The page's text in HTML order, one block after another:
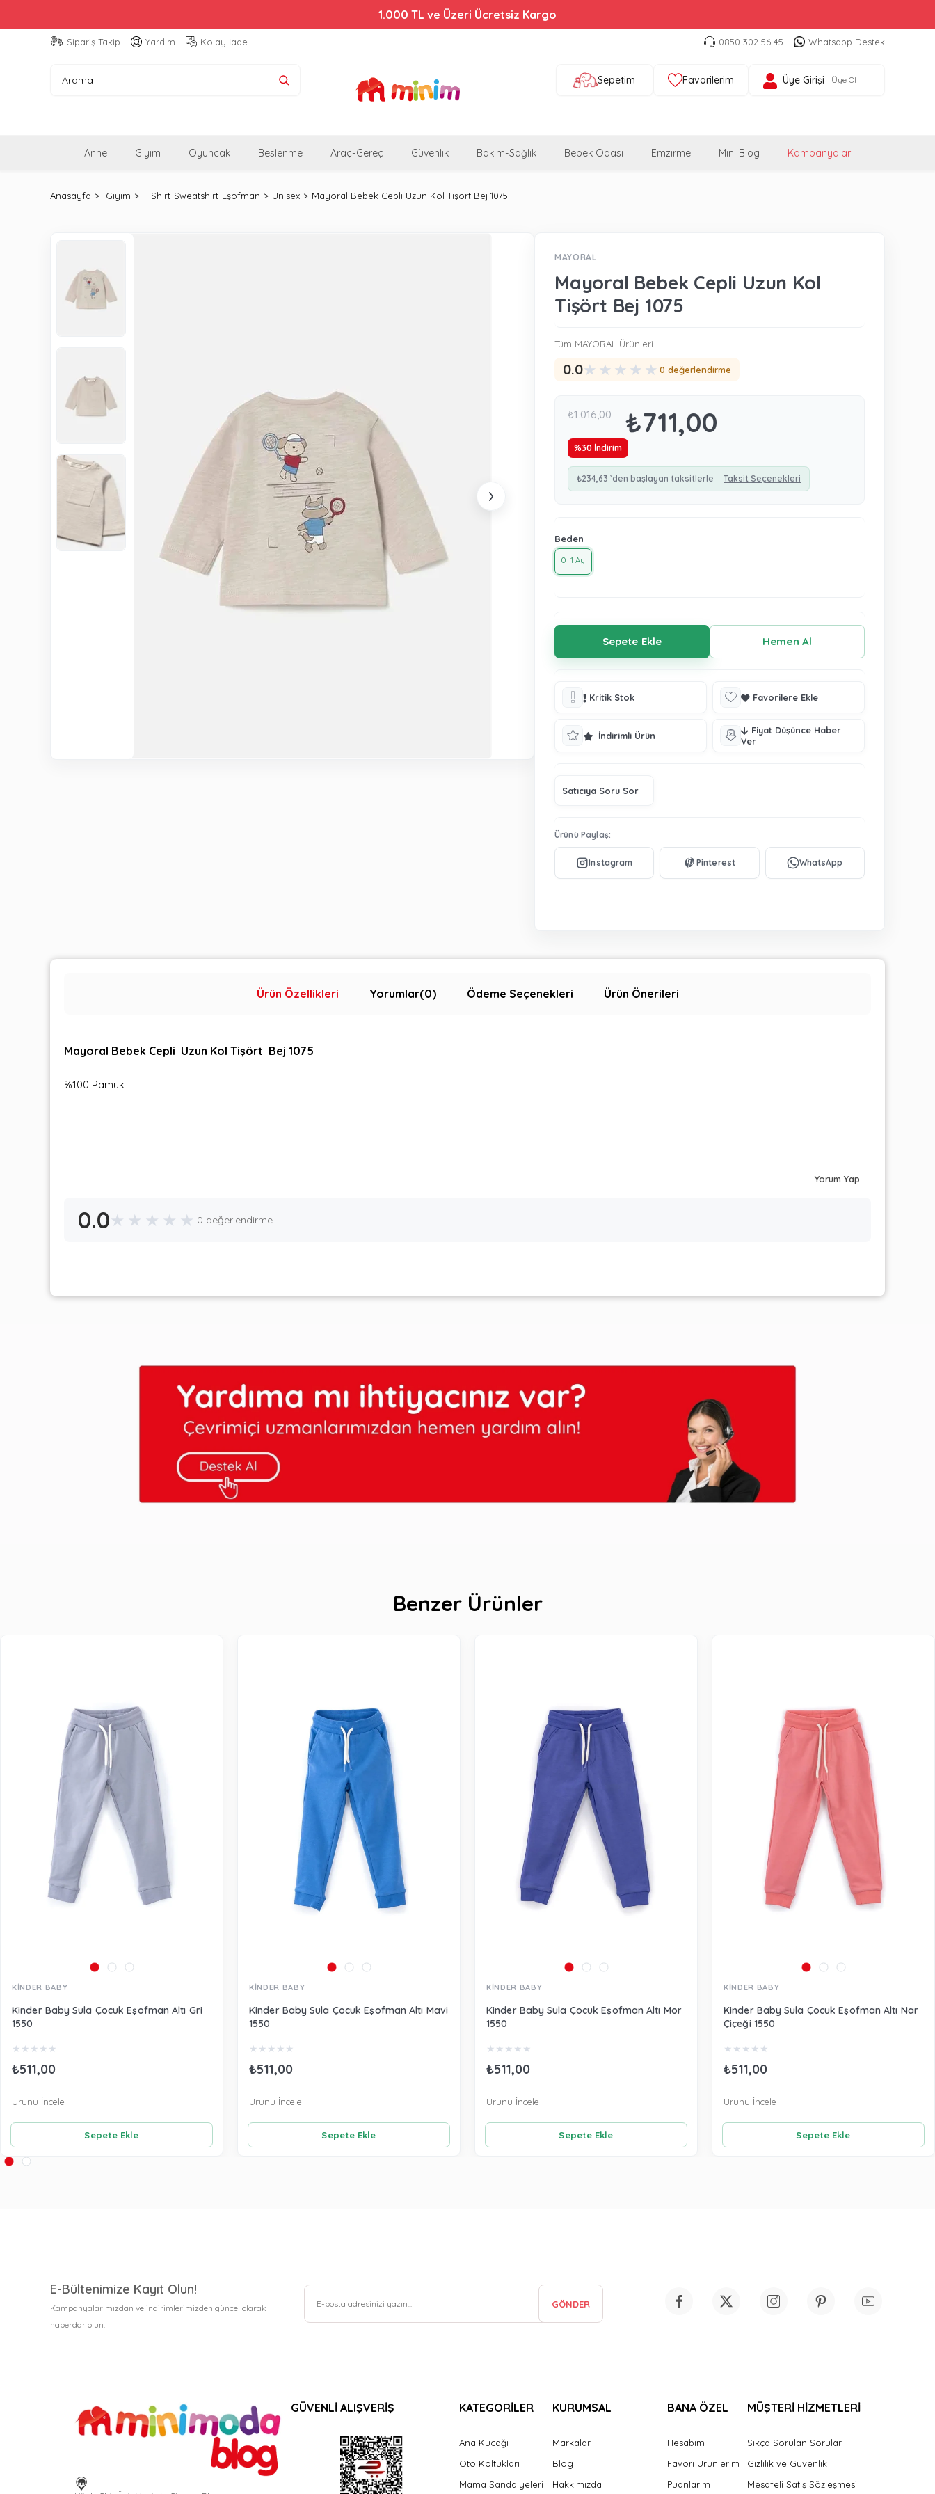
1.000 TL ve Üzeri Ücretsiz Kargo
Sipariş Takip Yardım Kolay İade 0850 302 56 45 Whatsapp Destek
Sepetim Favorilerim Üye Girişi Üye Ol
Anne Giyim Oyuncak Beslenme Araç-Gereç Güvenlik Bakım-Sağlık Bebek Odası Emzirme Mini Blog Kampanyalar
Anasayfa Giyim T-Shirt-Sweatshirt-Eşofman Unisex Mayoral Bebek Cepli Uzun Kol Tişört Bej 1075
›
MAYORAL
Mayoral Bebek Cepli Uzun Kol
Tişört Bej 1075
Tüm MAYORAL Ürünleri
0.0★ ★ ★ ★ ★ 0 değerlendirme
₺1.016,00 ₺711,00
%30 İndirim
₺234,63 `den başlayan taksitlerle Taksit Seçenekleri
Beden
0_1 Ay
Kritik Stok Favorilere Ekle
İndirimli Ürün
Fiyat Düşünce Haber
Ver
Satıcıya Soru Sor
Ürünü Paylaş:
Ürün Özellikleri Yorumlar(0) Ödeme Seçenekleri Ürün Önerileri
Mayoral Bebek Cepli Uzun Kol Tişört Bej 1075
%100 Pamuk
Yorum Yap
0.0★ ★ ★ ★ ★ 0 değerlendirme
Benzer Ürünler
KİNDER BABY
Kinder Baby Sula Çocuk Eşofman Altı Gri
1550
★ ★ ★ ★ ★
₺511,00
Sepete Ekle
Ürünü İncele
KİNDER BABY
Kinder Baby Sula Çocuk Eşofman Altı Mavi
1550
★ ★ ★ ★ ★
₺511,00
Sepete Ekle
Ürünü İncele
KİNDER BABY
Kinder Baby Sula Çocuk Eşofman Altı Mor
1550
★ ★ ★ ★ ★
₺511,00
Sepete Ekle
Ürünü İncele
KİNDER BABY
Kinder Baby Sula Çocuk Eşofman Altı Nar
Çiçeği 1550
★ ★ ★ ★ ★
₺511,00
Sepete Ekle
Ürünü İncele
E-Bültenimize Kayıt Olun!
Kampanyalarımızdan ve indirimlerimizden güncel olarak
haberdar olun.
GÖNDER
GÜVENLİ ALIŞVERİŞ KATEGORİLER
Ana Kucağı
Oto Koltukları
Mama Sandalyeleri
KURUMSAL
Markalar
Blog
Hakkımızda
BANA ÖZEL
Hesabım
Favori Ürünlerim
Puanlarım
MÜŞTERİ HİZMETLERİ
Sıkça Sorulan Sorular
Gizlilik ve Güvenlik
Mesafeli Satış Sözleşmesi